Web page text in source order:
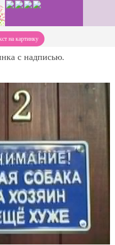
на картинку
с надписью.